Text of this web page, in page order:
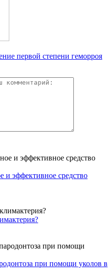
первой степени геморроя
и эффективное средство
при помощи уколов в